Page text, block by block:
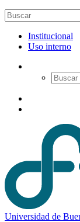
Institucional
Uso interno
Universidad de